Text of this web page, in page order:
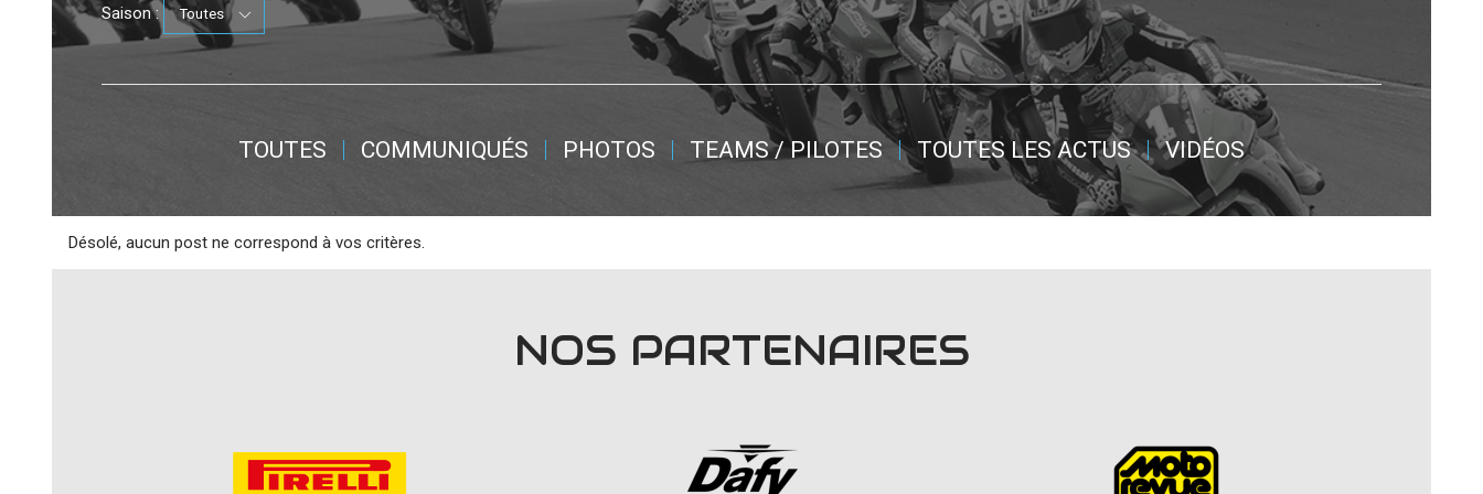
Saison :
TOUTES COMMUNIQUÉS PHOTOS TEAMS / PILOTES TOUTES LES ACTUS VIDÉOS
Désolé, aucun post ne correspond à vos critères.
NOS PARTENAIRES